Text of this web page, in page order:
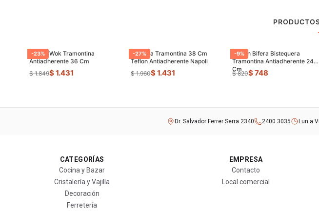
-23%
Sarten Wok Tramontina
Antiadherente 36 Cm
$ 1.849$ 1.431
-27%
Paellera Tramontina 38 Cm
Teflon Antiadherente Napoli
$ 1.960$ 1.431
-9%
Sarten Bifera Bistequera
Tramontina Antiadherente 24
Cm
$ 820$ 748
Dr. Salvador Ferrer Serra 2340 2400 3035 Lun a
CATEGORÍAS
Cocina y Bazar
Cristalería y Vajilla
Decoración
Ferretería
EMPRESA
Contacto
Local comercial